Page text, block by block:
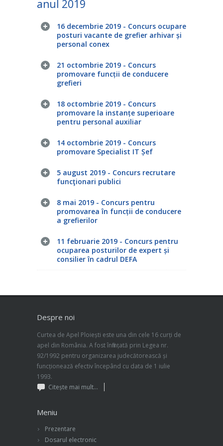
anul 2019
16 decembrie 2019 - Concurs ocupare
posturi vacante de grefier arhivar și
personal conex
21 octombrie 2019 - Concurs
promovare funcții de conducere
grefieri
18 octombrie 2019 - Concurs
promovare la instanțe superioare
pentru personal auxiliar
14 octombrie 2019 - Concurs
promovare Specialist IT Șef
5 august 2019 - Concurs recrutare
funcţionari publici
8 mai 2019 - Concurs pentru
promovarea în funcții de conducere
a grefierilor
11 februarie 2019 - Concurs pentru
ocuparea posturilor de expert și
consilier în cadrul DEFA
Despre noi
Curtea de Apel Ploiești este una din cele 16 curți de
apel din România. A fost înființată prin Legea nr.
92/1992 pentru organizarea judecătorească și
funcționează efectiv începând cu data de 1 iulie
1993.
Citește mai mult...
Meniu
Prezentare
Dosarul electronic